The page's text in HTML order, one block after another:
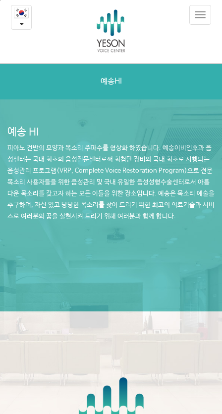
예
송
Toggle
예송HI
예송 HI
피아노 건반의 모양과 목소리 주파수를 형상화 하였습니다. 예송이비인후과 음
성센터는 국내 최초의 음성전문센터로써 최첨단 장비와 국내 최초로 시행되는
음성관리 프로그램(VRP, Complete Voice Restoration Program)으로 전문
목소리 사용자들을 위한 음성관리 및 국내 유일한 음성성형수술센터로서 아름
다운 목소리를 갖고자 하는 모든 이들을 위한 장소입니다. 예송은 목소리 예술을
추구하며, 자신 있고 당당한 목소리를 찾아 드리기 위한 최고의 의료기술과 서비
스로 여러분의 꿈을 실현시켜 드리기 위해 여러분과 함께 합니다.